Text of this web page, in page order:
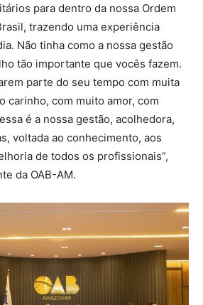
para dentro da nossa Ordem
trazendo uma experiência
Não tinha como a nossa gestão
tão importante que vocês fazem.
parte do seu tempo com muita
carinho, com muito amor, com
é a nossa gestão, acolhedora,
voltada ao conhecimento, aos
de todos os profissionais”,
da OAB-AM.